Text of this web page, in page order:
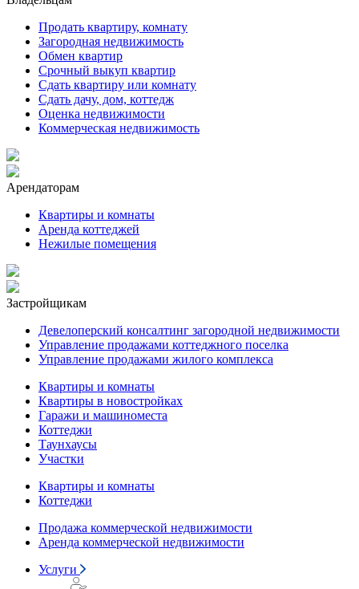
Продать квартиру, комнату
Загородная недвижимость
Обмен квартир
Срочный выкуп квартир
Сдать квартиру или комнату
Сдать дачу, дом, коттедж
Оценка недвижимости
Коммерческая недвижимость
Арендаторам
Квартиры и комнаты
Аренда коттеджей
Нежилые помещения
Застройщикам
Девелоперский консалтинг загородной недвижимости
Управление продажами коттеджного поселка
Управление продажами жилого комплекса
Квартиры и комнаты
Квартиры в новостройках
Гаражи и машиноместа
Коттеджи
Таунхаусы
Участки
Квартиры и комнаты
Коттеджи
Продажа коммерческой недвижимости
Аренда коммерческой недвижимости
Услуги